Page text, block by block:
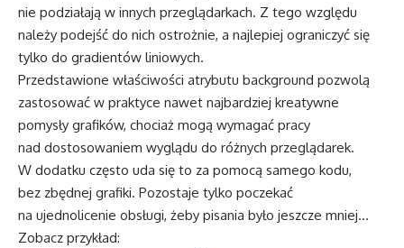
nie podziałają w innych przeglądarkach. Z tego względu
należy podejść do nich ostrożnie, a najlepiej ograniczyć się
tylko do gradientów liniowych.
Przedstawione właściwości atrybutu background pozwolą
zastosować w praktyce nawet najbardziej kreatywne
pomysły grafików, chociaż mogą wymagać pracy
nad dostosowaniem wyglądu do różnych przeglądarek.
W dodatku często uda się to za pomocą samego kodu,
bez zbędnej grafiki. Pozostaje tylko poczekać
na ujednolicenie obsługi, żeby pisania było jeszcze mniej…
Zobacz przykład: